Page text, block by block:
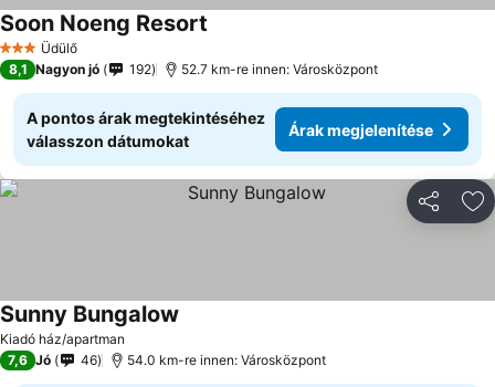
3 Kategória
Üdülő
Soon Noeng Resort
8,1 Nagyon jó 192 52.7 km-re innen: Városközpont
A pontos árak megtekintéséhez
válasszon dátumokat
Árak megjelenítése
Kiadó ház/apartman
Sunny Bungalow
7,6 Jó 46 54.0 km-re innen: Városközpont